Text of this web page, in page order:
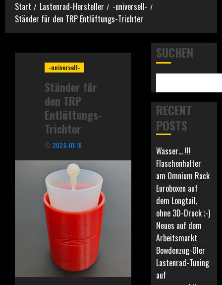
Start Lastenrad-Hersteller
-universell-
Ständer für den TRP Entlüftungs-Trichter
-universell-
Ständer für
den TRP
Entlüftungs-
Trichter
2026-01-18
SUCHEN
RECENT
POSTS
Wasser… !!!
Flaschenhalter
am Omnium Rack
Euroboxen auf
dem Longtail,
ohne 3D-Druck ;-)
Neues auf dem
Arbeitsmarkt
Bowdenzug-Öler
Lastenrad-Tuning
auf